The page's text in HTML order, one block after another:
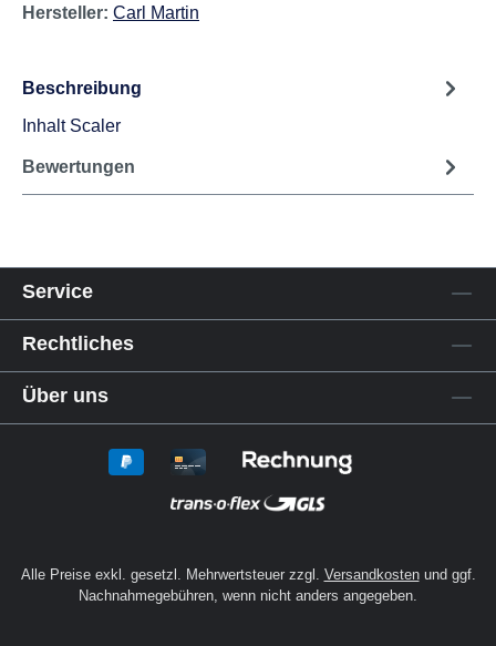
Hersteller: Carl Martin
Beschreibung
Inhalt Scaler
Bewertungen
Service
Rechtliches
Über uns
Alle Preise exkl. gesetzl. Mehrwertsteuer zzgl. Versandkostenund ggf.
Nachnahmegebühren, wenn nicht anders angegeben.